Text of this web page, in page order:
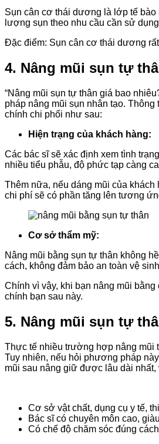
Sụn cân cơ thái dương là lớp tế
lượng sụn theo nhu cầu cần sử
Đặc điểm: Sụn cân cơ thái dương
4. Nâng mũi sụn tự
“Nâng mũi sụn tự thân giá bao
pháp nâng mũi sụn nhân tạo.
chính chi phối như sau:
Hiện trạng của khách hàng:
Các bác sĩ sẽ xác định xem tình
nhiều tiểu phẫu, độ phức tạp càng
Thêm nữa, nếu dáng mũi của
chi phí sẽ có phần tăng lên tương
Cơ sở thẩm mỹ:
Nâng mũi bằng sụn tự thân không
cách, không đảm bảo an toàn vệ
Chính vì vậy, khi bạn nâng mũi
chính bạn sau này.
5. Nâng mũi sụn tự
Thực tế nhiều trường hợp nâng mũi
Tuy nhiên, nếu hỏi phương pháp
mũi sau nâng giữ được lâu dài nhất,
Cơ sở vật chất, dụng cụ y tế,
Bác sĩ có chuyên môn cao,
Có chế độ chăm sóc đúng